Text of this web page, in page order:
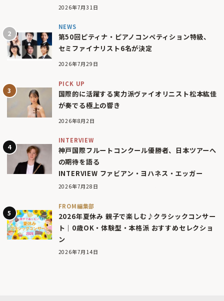
2026年7月31日
NEWS
第50回ピティナ・ピアノコンペティション特級、
セミファイナリスト6名が決定
2026年7月29日
PICK UP
国際的に活躍する実力派ヴァイオリニスト松本紘佳
が奏でる極上の響き
2026年8月2日
INTERVIEW
神戸国際フルートコンクール優勝者、日本ツアーへ
の期待を語る
INTERVIEW ファビアン・ヨハネス・エッガー
2026年7月28日
FROM編集部
2026年夏休み 親子で楽しむ♪クラシックコンサー
ト｜0歳OK・体験型・本格派 おすすめセレクショ
ン
2026年7月14日